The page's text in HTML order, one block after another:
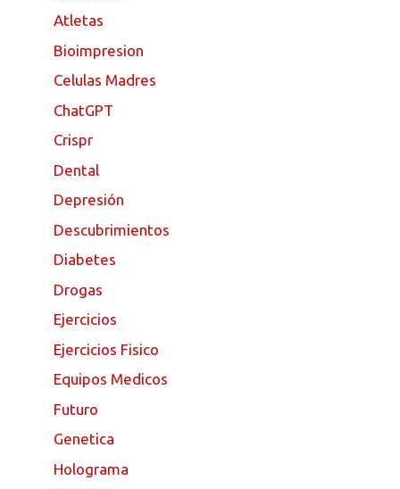
Atletas
Bioimpresion
Celulas Madres
ChatGPT
Crispr
Dental
Depresión
Descubrimientos
Diabetes
Drogas
Ejercicios
Ejercicios Fisico
Equipos Medicos
Futuro
Genetica
Holograma